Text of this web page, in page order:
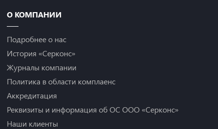
О КОМПАНИИ
Подробнее о нас
История «Серконс»
Журналы компании
Политика в области комплаенс
Аккредитация
Реквизиты и информация об ОС ООО «Серконс»
Наши клиенты